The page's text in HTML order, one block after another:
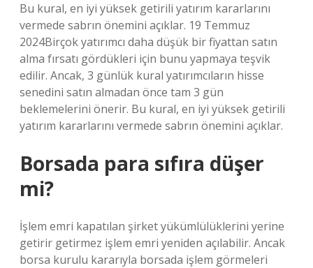
Bu kural, en iyi yüksek getirili yatırım kararlarını
vermede sabrın önemini açıklar. 19 Temmuz
2024Birçok yatırımcı daha düşük bir fiyattan satın
alma fırsatı gördükleri için bunu yapmaya teşvik
edilir. Ancak, 3 günlük kural yatırımcıların hisse
senedini satın almadan önce tam 3 gün
beklemelerini önerir. Bu kural, en iyi yüksek getirili
yatırım kararlarını vermede sabrın önemini açıklar.
Borsada para sıfıra düşer
mi?
İşlem emri kapatılan şirket yükümlülüklerini yerine
getirir getirmez işlem emri yeniden açılabilir. Ancak
borsa kurulu kararıyla borsada işlem görmeleri